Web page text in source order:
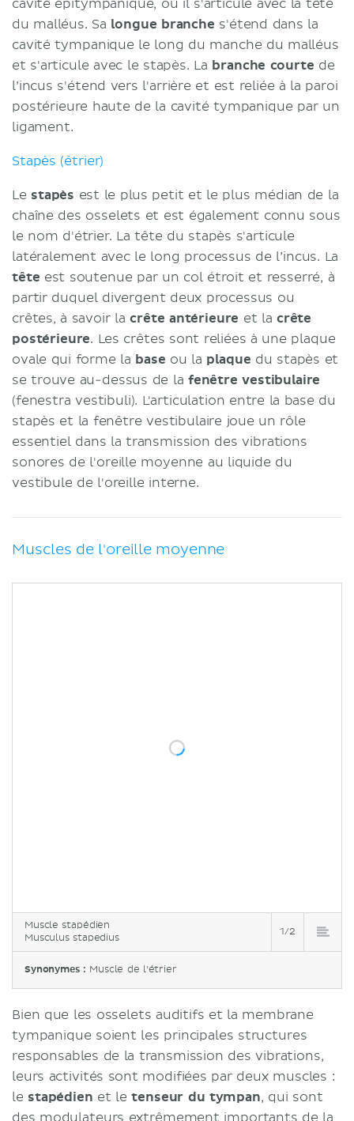
cavité épitympanique, où il s'articule avec la tête
du malléus. Sa longue branche s'étend dans la
cavité tympanique le long du manche du malléus
et s'articule avec le stapès. La branche courte de
l’incus s'étend vers l'arrière et est reliée à la paroi
postérieure haute de la cavité tympanique par un
ligament.
Stapès (étrier)
Le stapès est le plus petit et le plus médian de la
chaîne des osselets et est également connu sous
le nom d'étrier. La tête du stapès s'articule
latéralement avec le long processus de l’incus. La
tête est soutenue par un col étroit et resserré, à
partir duquel divergent deux processus ou
crêtes, à savoir lacrête antérieure et la crête
postérieure. Les crêtes sont reliées à une plaque
ovale qui forme la base ou la plaque du stapès et
se trouve au-dessus de la fenêtre vestibulaire
(fenestra vestibuli). L'articulation entre la base du
stapès et la fenêtre vestibulaire joue un rôle
essentiel dans la transmission des vibrations
sonores de l'oreille moyenne au liquide du
vestibule de l'oreille interne.
Muscles de l'oreille moyenne
Muscle stapédien
Musculus stapedius
1/2
Synonymes : Muscle de l'étrier
Bien que les osselets auditifs et la membrane
tympanique soient les principales structures
responsables de la transmission des vibrations,
leurs activités sont modifiées par deux muscles :
le stapédien et letenseur du tympan, qui sont
des modulateurs extrêmement importants de la